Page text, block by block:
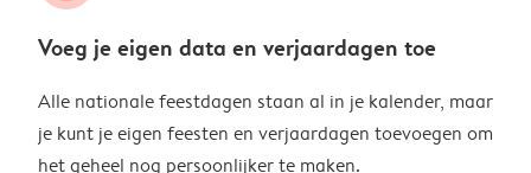
Voeg je eigen data en verjaardagen toe
Alle nationale feestdagen staan al in je kalender, maar
je kunt je eigen feesten en verjaardagen toevoegen om
het geheel nog persoonlijker te maken.